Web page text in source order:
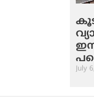
July